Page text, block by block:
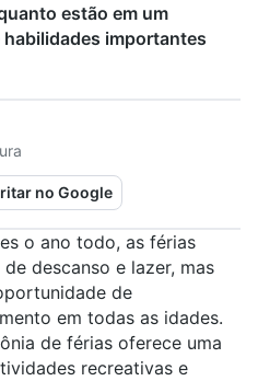
estão em um
importantes
no Google
o ano todo, as férias
descanso e lazer, mas
de
em todas as idades.
de férias oferece uma
recreativas e